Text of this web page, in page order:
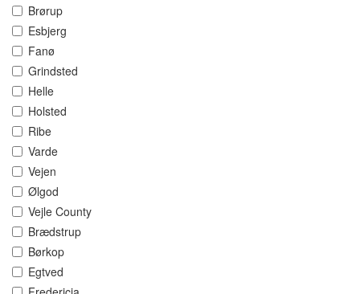
Brørup
Esbjerg
Fanø
Grindsted
Helle
Holsted
Ribe
Varde
Vejen
Ølgod
Vejle County
Brædstrup
Børkop
Egtved